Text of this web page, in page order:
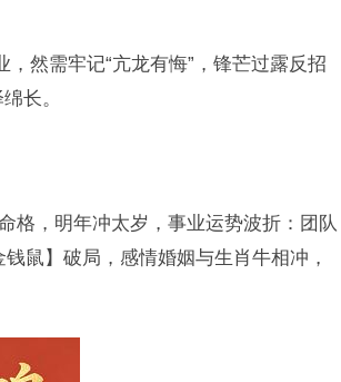
然需牢记“亢龙有悔”，锋芒过露反招
长。
格，明年冲太岁，事业运势波折：团队
鼠】破局，感情婚姻与生肖牛相冲，